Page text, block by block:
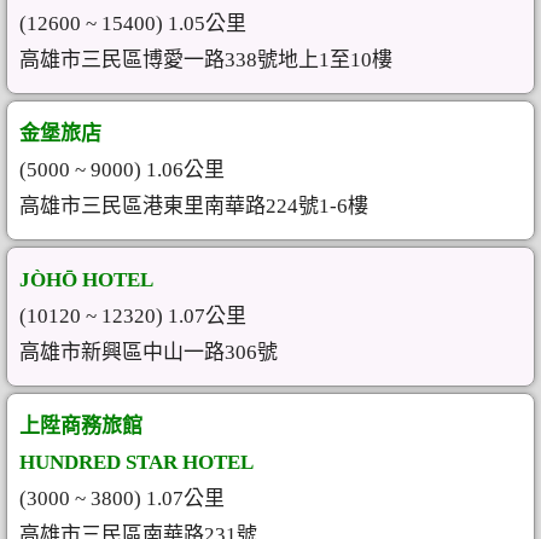
(12600 ~ 15400) 1.05公里
高雄市三民區博愛一路338號地上1至10樓
金堡旅店
(5000 ~ 9000) 1.06公里
高雄市三民區港東里南華路224號1-6樓
JÒHŌ HOTEL
(10120 ~ 12320) 1.07公里
高雄市新興區中山一路306號
上陞商務旅館
HUNDRED STAR HOTEL
(3000 ~ 3800) 1.07公里